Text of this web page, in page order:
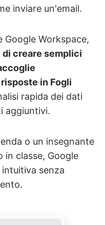
inviare un'email.
Google Workspace,
di creare semplici
in Fogli
rapida dei dati
aggiuntivi.
o un insegnante
in classe, Google
senza